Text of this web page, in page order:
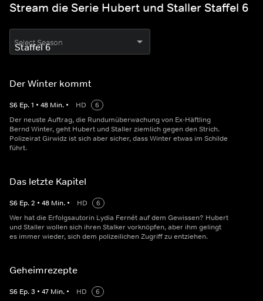
Stream die Serie Hubert und Staller Staffel 6
Select Season
Der Winter kommt
S6 Ep.1 • 48 Min. • HD
6
Der neuste Auftrag, die Rundumüberwachung von Ex-Häftling
Bernd Winter, geht Hubert und Staller ziemlich gegen den Strich.
Polizeirat Girwidz ist sich aber sicher, dass Winter etwas im Schilde
führt.
Das letzte Kapitel
S6 Ep.2 • 48 Min. • HD
6
Wer hat die Erfolgsautorin Lydia Fernét auf dem Gewissen? Hubert
und Staller wollen sich ihren Stalker vorknöpfen, aber ihm gelingt
es immer wieder, sich dem polizeilichen Zugriff zu entziehen.
Geheimrezepte
S6 Ep.3 • 47 Min. • HD
6